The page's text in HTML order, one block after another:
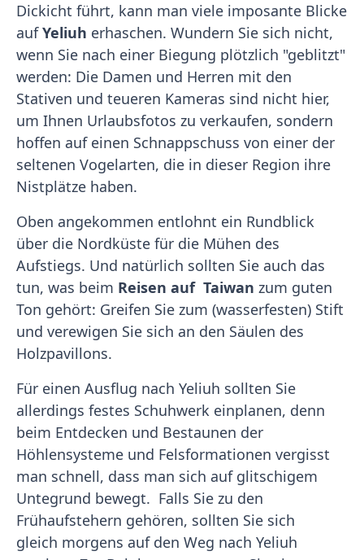
Dickicht führt, kann man viele imposante Blicke
aufYeliuh erhaschen. Wundern Sie sich nicht,
wenn Sie nach einer Biegung plötzlich "geblitzt"
werden: Die Damen und Herren mit den
Stativen und teueren Kameras sind nicht hier,
um Ihnen Urlaubsfotos zu verkaufen, sondern
hoffen auf einen Schnappschuss von einer der
seltenen Vogelarten, die in dieser Region ihre
Nistplätze haben.
Oben angekommen entlohnt ein Rundblick
über die Nordküste für die Mühen des
Aufstiegs. Und natürlich sollten Sie auch das
tun, was beim Reisen auf Taiwan zum guten
Ton gehört: Greifen Sie zum (wasserfesten) Stift
und verewigen Sie sich an den Säulen des
Holzpavillons.
Für einen Ausflug nach Yeliuh sollten Sie
allerdings festes Schuhwerk einplanen, denn
beim Entdecken und Bestaunen der
Höhlensysteme und Felsformationen vergisst
man schnell, dass man sich auf glitschigem
Untegrund bewegt. Falls Sie zu den
Frühaufstehern gehören, sollten Sie sich
gleich morgens auf den Weg nach Yeliuh